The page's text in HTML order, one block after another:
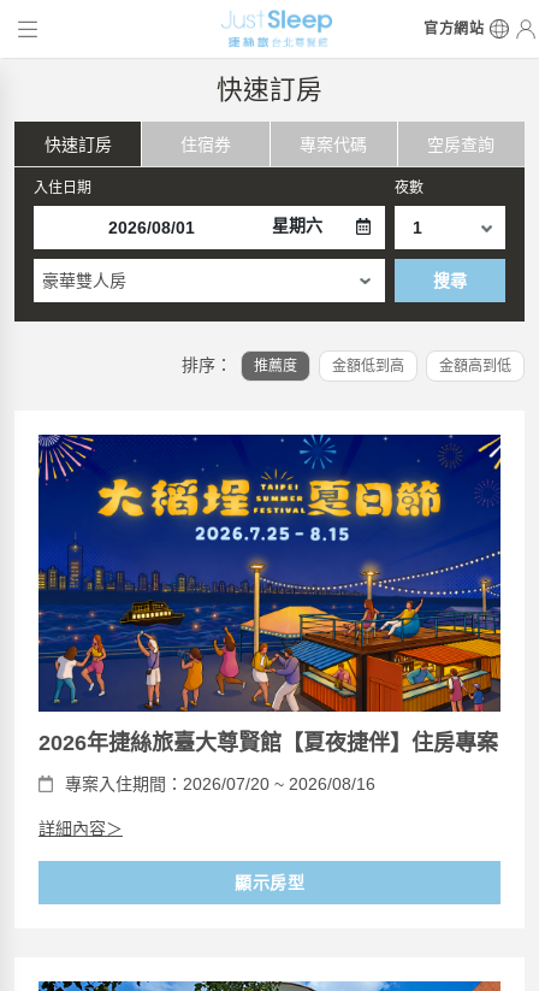
官方網站
快速訂房
快速訂房 住宿券 專案代碼 空房查詢
入住日期
星期六
夜數
豪華雙人房 搜尋
排序： 推薦度 金額低到高 金額高到低
2026年捷絲旅臺大尊賢館【夏夜捷伴】住房專案
專案入住期間：2026/07/20 ~ 2026/08/16
詳細內容＞
顯示房型